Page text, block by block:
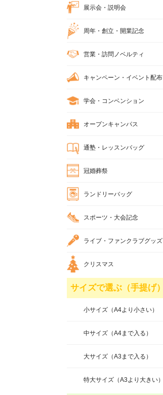
展示会・説明会
周年・創立・開業記念
営業・訪問ノベルティ
キャンペーン・イベント配布
学会・コンベンション
オープンキャンパス
通塾・レッスンバッグ
冠婚葬祭
ランドリーバッグ
スポーツ・大会記念
ライブ・ファンクラブグッズ
クリスマス
サイズで選ぶ（手提げ）
小サイズ（A4より小さい）
中サイズ（A4まで入る）
大サイズ（A3まで入る）
特大サイズ（A3より大きい）